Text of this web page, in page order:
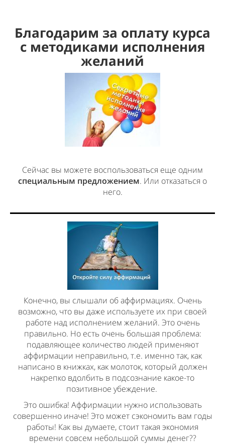
Благодарим за оплату курса
с методиками исполнения
желаний
Сейчас вы можете воспользоваться еще одним
специальным предложением. Или отказаться о
него.
Конечно, вы слышали об аффирмациях. Очень
возможно, что вы даже используете их при своей
работе над исполнением желаний. Это очень
правильно. Но есть очень большая проблема:
подавляющее количество людей применяют
аффирмации неправильно, т.е. именно так, как
написано в книжках, как молоток, который должен
накрепко вдолбить в подсознание какое-то
позитивное убеждение.
Это ошибка! Аффирмации нужно использовать
совершенно иначе! Это может сэкономить вам годы
работы! Как вы думаете, стоит такая экономия
времени совсем небольшой суммы денег??